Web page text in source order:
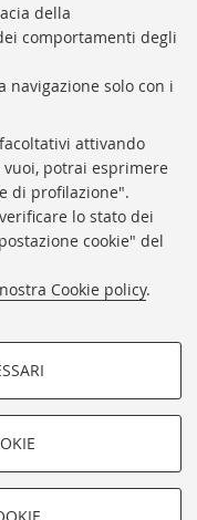
della
comportamenti degli
navigazione solo con i
attivando
vuoi, potrai esprimere
di profilazione".
lo stato dei
cookie" del
Cookie policy.
al loro comportamento
- Università di